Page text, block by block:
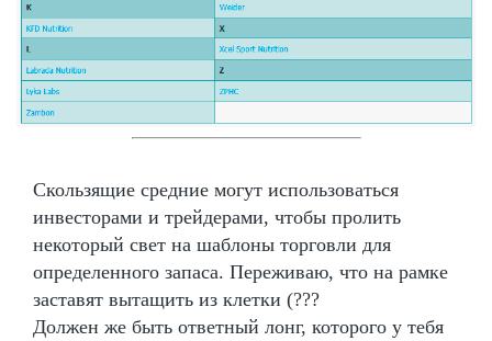
Скользящие средние могут использоваться
инвесторами и трейдерами, чтобы пролить
некоторый свет на шаблоны торговли для
определенного запаса. Переживаю, что на рамке
заставят вытащить из клетки (???
Должен же быть ответный лонг, которого у тебя